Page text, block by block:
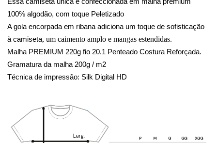
100% algodão, com toque Peletizado
A gola encorpada em ribana adiciona um toque de sofisticação
à camiseta, um caimento amplo e mangas estendidas.
Malha PREMIUM 220g fio 20.1 Penteado Costura Reforçada.
Gramatura da malha 200g / m2
Técnica de impressão: Silk Digital HD